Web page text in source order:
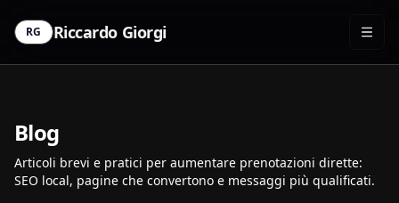
RG Riccardo Giorgi
Blog
Articoli brevi e pratici per aumentare prenotazioni dirette:
SEO local, pagine che convertono e messaggi più qualificati.